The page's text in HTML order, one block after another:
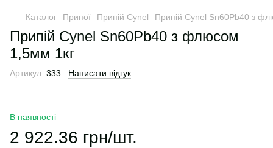
Каталог Припої Припій Cynel Припій Cynel Sn60Pb40 з
Припій Cynel Sn60Pb40 з флюсом
1,5мм 1кг
Артикул: 333 Написати відгук
В наявності
2 922.36 грн/шт.